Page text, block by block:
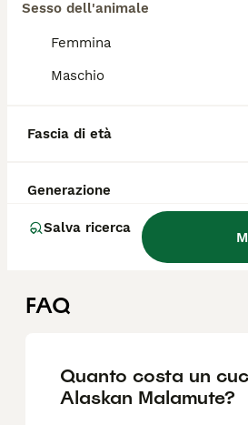
Sesso dell'animale
Femmina
Maschio
Fascia di età
Generazione
Salva ricerca
Cucciola di alaskan malamute
13 settimane 1
Piazzola sul Brenta
FAQ
Quanto costa un
Alaskan Malamute?